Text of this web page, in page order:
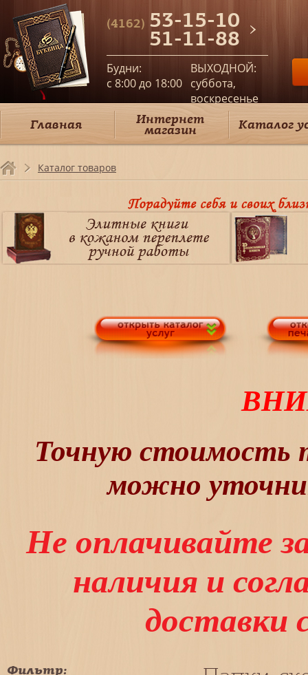
(4162) 53-15-10
51-11-88
Будни:
c 8:00 до 18:00
ВЫХОДНОЙ:
суббота,
воскресенье
Главная Интернет
магазин Каталог
Каталог товаров
Точную стоимость
можно
Не оплачивайте
наличия и
доставки
Фильтр: